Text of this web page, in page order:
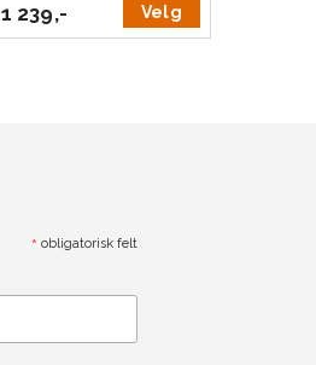
1 239,- Velg
* obligatorisk felt